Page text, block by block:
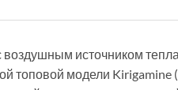
источником
топовой модели